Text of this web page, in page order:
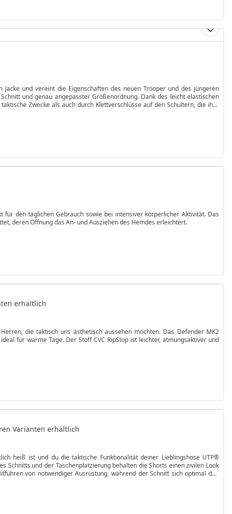
und vereint die Eigenschaften des neuen Trooper und des jüngeren
und genau angepasster Größenordnung. Dank des leicht elastischen
Zwecke als auch durch Klettverschlüsse auf den Schultern, die ihre
den täglichen Gebrauch sowie bei intensiver körperlicher Aktivität. Das
deren Öffnung das An- und Ausziehen des Hemdes erleichtert.
erhältlich
die taktisch uns ästhetisch aussehen möchten. Das Defender MK2
RipStop ist leichter, atmungsaktiver und
Varianten erhältlich
heiß ist und du die taktische Funktionalität deiner Lieblingshose UTP®
Schnitts und der Taschenplatzierung behalten die Shorts einen zivilen Look
von notwendiger Ausrüstung, während der Schnitt sich optimal den